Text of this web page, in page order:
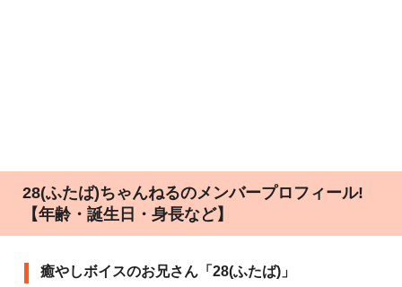
28(ふたば)ちゃんねるのメンバープロフィール!
【年齢・誕生日・身長など】
癒やしボイスのお兄さん「28(ふたば)」